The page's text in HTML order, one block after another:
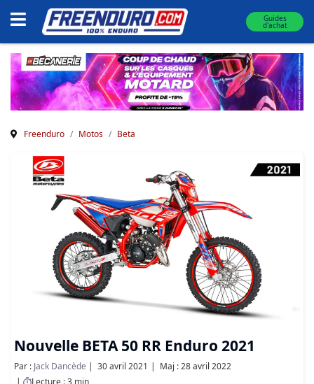
Guides
d'achat
Freenduro Motos Beta
Nouvelle BETA 50 RR Enduro 2021
Par : Jack Dancède 30 avril 2021
Maj : 28 avril 2022